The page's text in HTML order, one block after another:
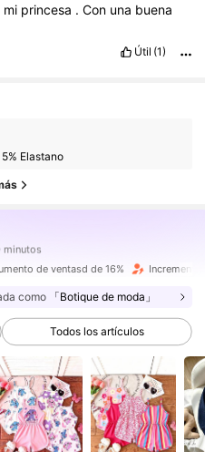
mi princesa . Con una buena
Útil (1)
Elastano
de ventasd de 16% Incremento
como 「Botique de moda」
Todos los artículos